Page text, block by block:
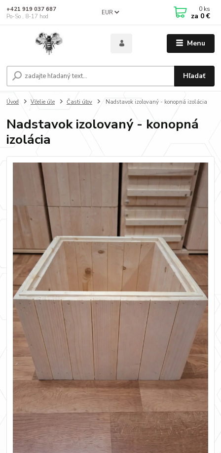
Menu
EUR
Hľadať
+421 919 037 687
Po-So , 8-17 hod
0 ks
za 0 €
Úvod Včelie úle Časti úľov Nadstavok izolovaný - konopná izolácia
Nadstavok izolovaný - konopná
izolácia